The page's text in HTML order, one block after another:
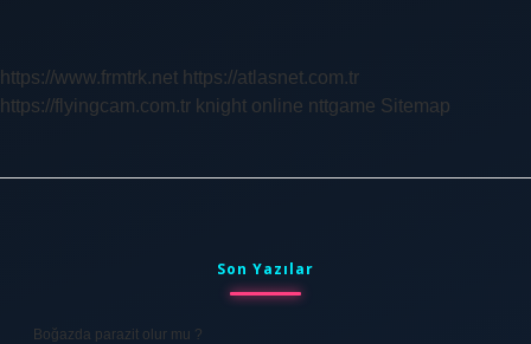
https://www.frmtrk.net https://atlasnet.com.tr
https://flyingcam.com.tr knight online nttgame Sitemap
Son Yazılar
Boğazda parazit olur mu ?